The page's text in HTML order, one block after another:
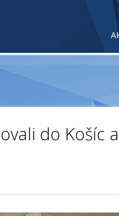
do Košíc